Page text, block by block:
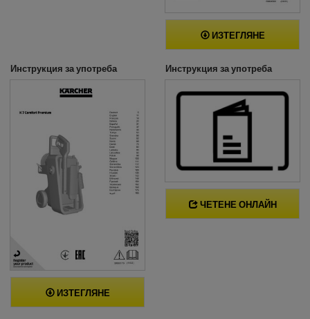
ИЗТЕГЛЯНЕ
Инструкция за употреба
ИЗТЕГЛЯНЕ
Инструкция за употреба
ЧЕТЕНЕ ОНЛАЙН